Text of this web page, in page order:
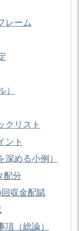
レーム
クリスト
ント
める小例）
配分
収金配賦
（総論）